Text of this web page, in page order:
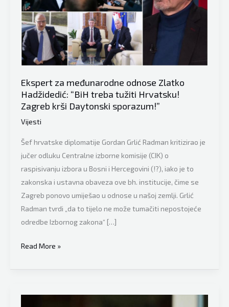
Ekspert za međunarodne odnose Zlatko
Hadžidedić: “BiH treba tužiti Hrvatsku!
Zagreb krši Daytonski sporazum!”
Vijesti
Šef hrvatske diplomatije Gordan Grlić Radman kritizirao je
jučer odluku Centralne izborne komisije (CIK) o
raspisivanju izbora u Bosni i Hercegovini (!?), iako je to
zakonska i ustavna obaveza ove bh. institucije, čime se
Zagreb ponovo umiješao u odnose u našoj zemlji. Grlić
Radman tvrdi „da to tijelo ne može tumačiti nepostojeće
odredbe Izbornog zakona“ […]
Ekspert
međunarodne
Read More »